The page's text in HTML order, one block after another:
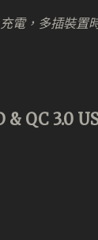
電，多插裝
QC 3.0